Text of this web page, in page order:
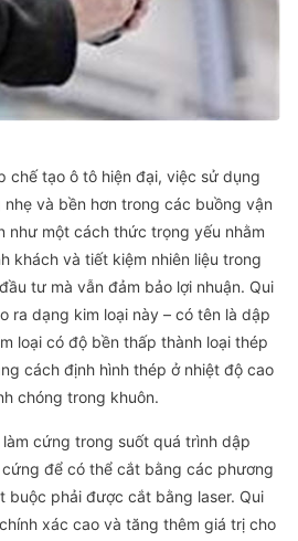
chế tạo ô tô hiện đại, việc sử dụng
và bền hơn trong các buồng vận
như một cách thức trọng yếu nhằm
khách và tiết kiệm nhiên liệu trong
tư mà vẫn đảm bảo lợi nhuận. Qui
ra dạng kim loại này – có tên là dập
loại có độ bền thấp thành loại thép
cách định hình thép ở nhiệt độ cao
chóng trong khuôn.
cứng trong suốt quá trình dập
để có thể cắt bằng các phương
buộc phải được cắt bằng laser. Qui
xác cao và tăng thêm giá trị cho